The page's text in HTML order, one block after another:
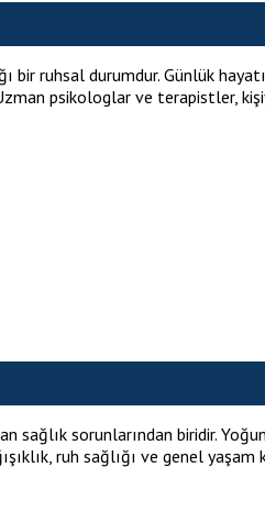
bir ruhsal durumdur. Günlük
psikologlar ve terapistler,
sorunlarından biridir.
ruh sağlığı ve genel